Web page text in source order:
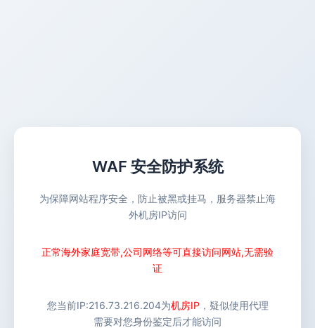
WAF 安全防护系统
为保障网站程序安全，防止被黑或挂马，服务器禁止海
外机房IP访问
正常海外家庭宽带,公司网络等可直接访问网站,无需验
证
您当前IP:216.73.216.204为机房IP ，疑似使用代理
需要对您身份鉴定后才能访问